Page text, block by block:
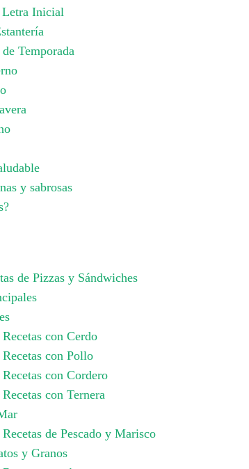
Letra Inicial
Temporada
y sabrosas
de Pizzas y Sándwiches
Recetas con Cerdo
Recetas con Pollo
Recetas con Cordero
Recetas con Ternera
Recetas de Pescado y Marisco
y Granos